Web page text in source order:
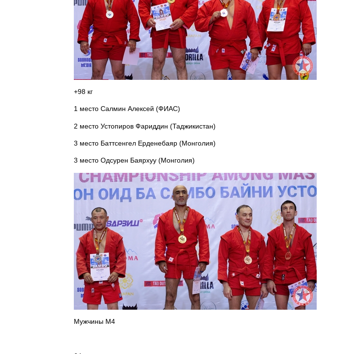
+98 кг
1 место Салмин Алексей (ФИАС)
2 место Устопиров Фариддин (Таджикистан)
3 место Баттсенгел Ерденебаяр (Монголия)
3 место Одсурен Баярхуу (Монголия)
Мужчины М4